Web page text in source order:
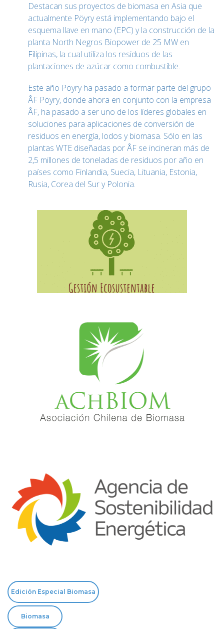
Destacan sus proyectos de biomasa en Asia que
actualmente Pöyry está implementando bajo el
esquema llave en mano (EPC) y la construcción de la
planta North Negros Biopower de 25 MW en
Filipinas, la cual utiliza los residuos de las
plantaciones de azúcar como combustible.
Este año Pöyry ha pasado a formar parte del grupo
ÅF Pöyry, donde ahora en conjunto con la empresa
ÅF, ha pasado a ser uno de los líderes globales en
soluciones para aplicaciones de conversión de
residuos en energía, lodos y biomasa. Sólo en las
plantas WTE diseñadas por ÅF se incineran más de
2,5 millones de toneladas de residuos por año en
países como Finlandia, Suecia, Lituania, Estonia,
Rusia, Corea del Sur y Polonia.
Edición Especial Biomasa
Biomasa